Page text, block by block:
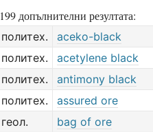
199 допълнителни резултата:
политех. aceko-black
политех.
acetylene black
политех.
antimony black
политех.
assured ore
геол.
bag of ore